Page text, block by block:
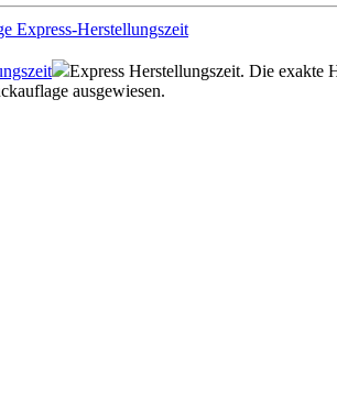
Express Herstellungszeit. Die exakte
ausgewiesen.